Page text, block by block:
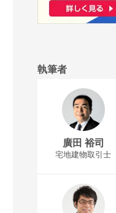
執筆者
廣田 裕司
宅地建物取引士